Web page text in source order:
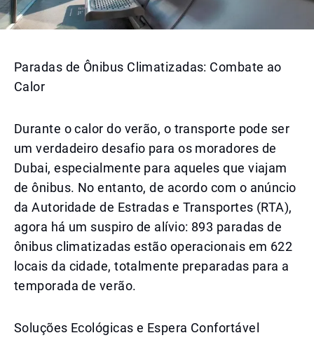
Paradas de Ônibus Climatizadas: Combate ao
Calor
Durante o calor do verão, o transporte pode ser
um verdadeiro desafio para os moradores de
Dubai, especialmente para aqueles que viajam
de ônibus. No entanto, de acordo com o anúncio
da Autoridade de Estradas e Transportes (RTA),
agora há um suspiro de alívio: 893 paradas de
ônibus climatizadas estão operacionais em 622
locais da cidade, totalmente preparadas para a
temporada de verão.
Soluções Ecológicas e Espera Confortável